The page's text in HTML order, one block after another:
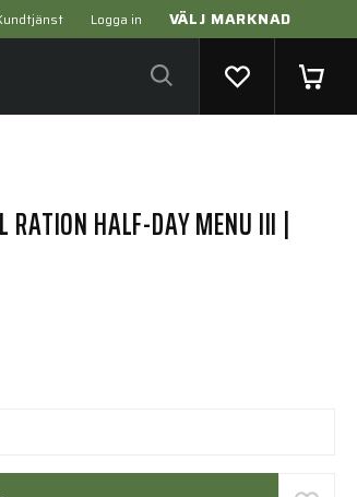
Logga in VÄLJ MARKNAD
RATION HALF-DAY MENU III |